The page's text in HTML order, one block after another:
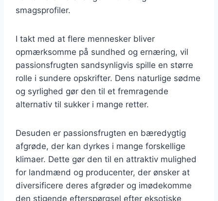
smagsprofiler.
I takt med at flere mennesker bliver
opmærksomme på sundhed og ernæring, vil
passionsfrugten sandsynligvis spille en større
rolle i sundere opskrifter. Dens naturlige sødme
og syrlighed gør den til et fremragende
alternativ til sukker i mange retter.
Desuden er passionsfrugten en bæredygtig
afgrøde, der kan dyrkes i mange forskellige
klimaer. Dette gør den til en attraktiv mulighed
for landmænd og producenter, der ønsker at
diversificere deres afgrøder og imødekomme
den stigende efterspørgsel efter eksotiske